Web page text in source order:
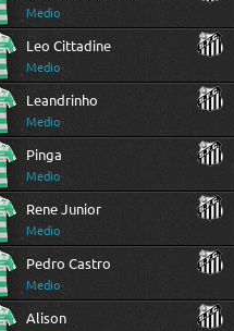
Medio
Leo Cittadine
Medio
Leandrinho
Medio
Pinga
Medio
Rene Junior
Medio
Pedro Castro
Medio
Alison